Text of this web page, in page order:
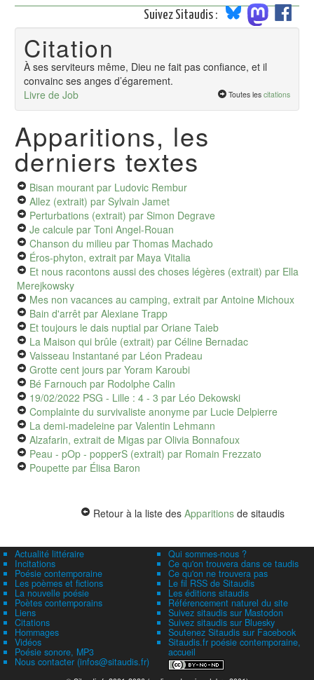
Suivez Sitaudis :
Citation
À ses serviteurs même, Dieu ne fait pas confiance, et il
convainc ses anges d’égarement.
Livre de Job
Toutes les citations
Apparitions, les
derniers textes
Bisan mourant par Ludovic Rembur
Allez (extrait) par Sylvain Jamet
Perturbations (extrait) par Simon Degrave
Je calcule par Toni Angel-Rouan
Chanson du milieu par Thomas Machado
Éros-phyton, extrait par Maya Vitalia
Et nous racontons aussi des choses légères (extrait) par Ella
Merejkowsky
Mes non vacances au camping, extrait par Antoine Michoux
Bain d'arrêt par Alexiane Trapp
Et toujours le dais nuptial par Oriane Taieb
La Maison qui brûle (extrait) par Céline Bernadac
Vaisseau Instantané par Léon Pradeau
Grotte cent jours par Yoram Karoubi
Bé Farnouch par Rodolphe Calin
19/02/2022 PSG - Lille : 4 - 3 par Léo Dekowski
Complainte du survivaliste anonyme par Lucie Delpierre
La demi-madeleine par Valentin Lehmann
Alzafarin, extrait de Migas par Olivia Bonnafoux
Peau - pOp - popperS (extrait) par Romain Frezzato
Poupette par Élisa Baron
Retour à la liste des Apparitions de sitaudis
Actualité littéraire
Incitations
Poésie contemporaine
Les poèmes et fictions
La nouvelle poésie
Poètes contemporains
Liens
Citations
Hommages
Vidéos
Poésie sonore, MP3
Nous contacter (infos@sitaudis.fr)
Qui sommes-nous ?
Ce qu'on trouvera dans ce taudis
Ce qu'on ne trouvera pas
Le fil RSS de Sitaudis
Les éditions sitaudis
Référencement naturel du site
Suivez sitaudis sur Mastodon
Suivez sitaudis sur Bluesky
Soutenez Sitaudis sur Facebook
Sitaudis.fr poésie contemporaine,
accueil